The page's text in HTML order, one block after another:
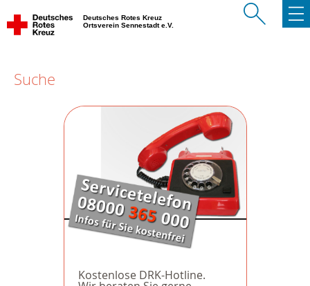
Deutsches Rotes Kreuz
Ortsverein Sennestadt e.V.
Suche
Kostenlose DRK-Hotline.